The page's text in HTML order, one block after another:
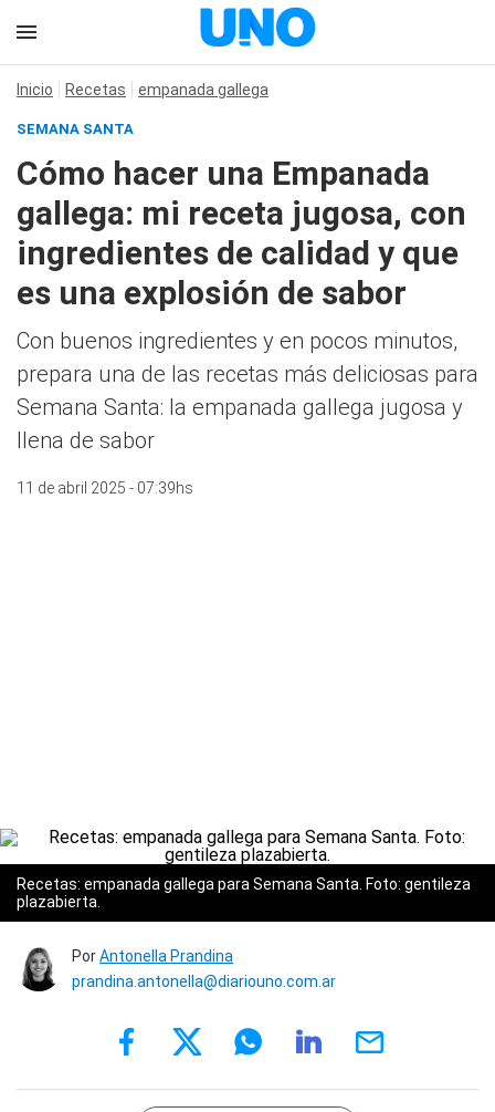
Inicio Recetas empanada gallega
SEMANA SANTA
Cómo hacer una Empanada
gallega: mi receta jugosa, con
ingredientes de calidad y que
es una explosión de sabor
Con buenos ingredientes y en pocos minutos,
prepara una de las recetas más deliciosas para
Semana Santa: la empanada gallega jugosa y
llena de sabor
11 de abril 2025 - 07:39hs
Recetas: empanada gallega para Semana Santa. Foto: gentileza
plazabierta.
PorAntonella Prandina
prandina.antonella@diariouno.com.ar